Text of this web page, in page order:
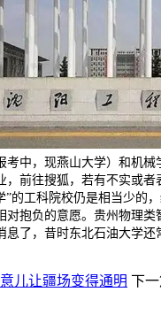
考中，现燕山大学）和机
，前往搜狐，若有不实或
”的工科院校仍是相当少的
对抱负的意愿。贵州物理
了，昔时东北石油大学还
儿让疆场变得通明 下一